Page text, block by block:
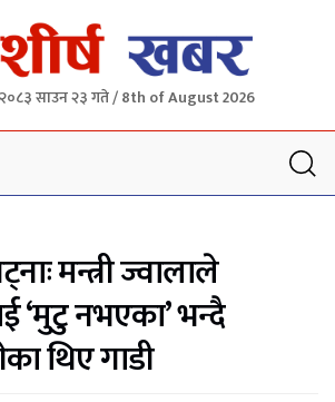
२०८३ साउन २३ गते / 8th of August 2026
मन्त्री ज्वालाले
‘मुटु नभएका’ भन्दै
थिए गाडी